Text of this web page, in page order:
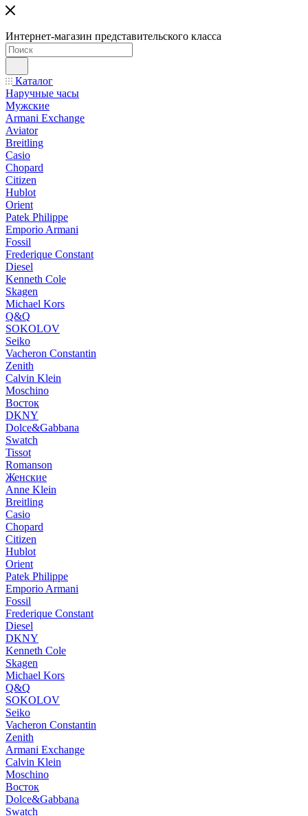
Интернет-магазин представительского класса
Каталог
Наручные часы
Мужские
Armani Exchange
Aviator
Breitling
Casio
Chopard
Citizen
Hublot
Orient
Patek Philippe
Emporio Armani
Fossil
Frederique Constant
Diesel
Kenneth Cole
Skagen
Michael Kors
Q&Q
SOKOLOV
Seiko
Vacheron Constantin
Zenith
Calvin Klein
Moschino
Восток
DKNY
Dolce&Gabbana
Swatch
Tissot
Romanson
Женские
Anne Klein
Breitling
Casio
Chopard
Citizen
Hublot
Orient
Patek Philippe
Emporio Armani
Fossil
Frederique Constant
Diesel
DKNY
Kenneth Cole
Skagen
Michael Kors
Q&Q
SOKOLOV
Seiko
Vacheron Constantin
Zenith
Armani Exchange
Calvin Klein
Moschino
Восток
Dolce&Gabbana
Swatch